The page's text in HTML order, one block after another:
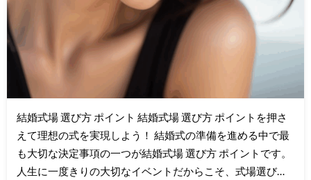
結婚式場 選び方 ポイント 結婚式場 選び方 ポイントを押さ
えて理想の式を実現しよう！ 結婚式の準備を進める中で最
も大切な決定事項の一つが結婚式場 選び方 ポイントです。
人生に一度きりの大切なイベントだからこそ、式場選び…